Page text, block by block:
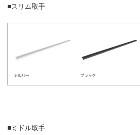
■スリム取手
■ミドル取手